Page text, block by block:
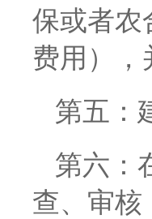
保或者农
费用），
第五：
第六：
查、审核